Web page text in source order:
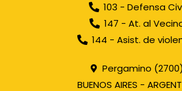
103 - Defensa
147 - At. al
144 - Asist. de
Pergamino (2700)
BUENOS AIRES -